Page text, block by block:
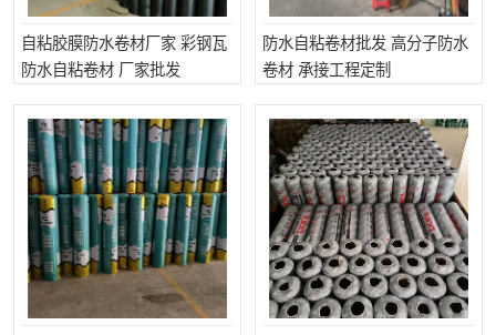
自粘胶膜防水卷材厂家 彩钢瓦
防水自粘卷材 厂家批发
防水自粘卷材批发 高分子防水
卷材 承接工程定制